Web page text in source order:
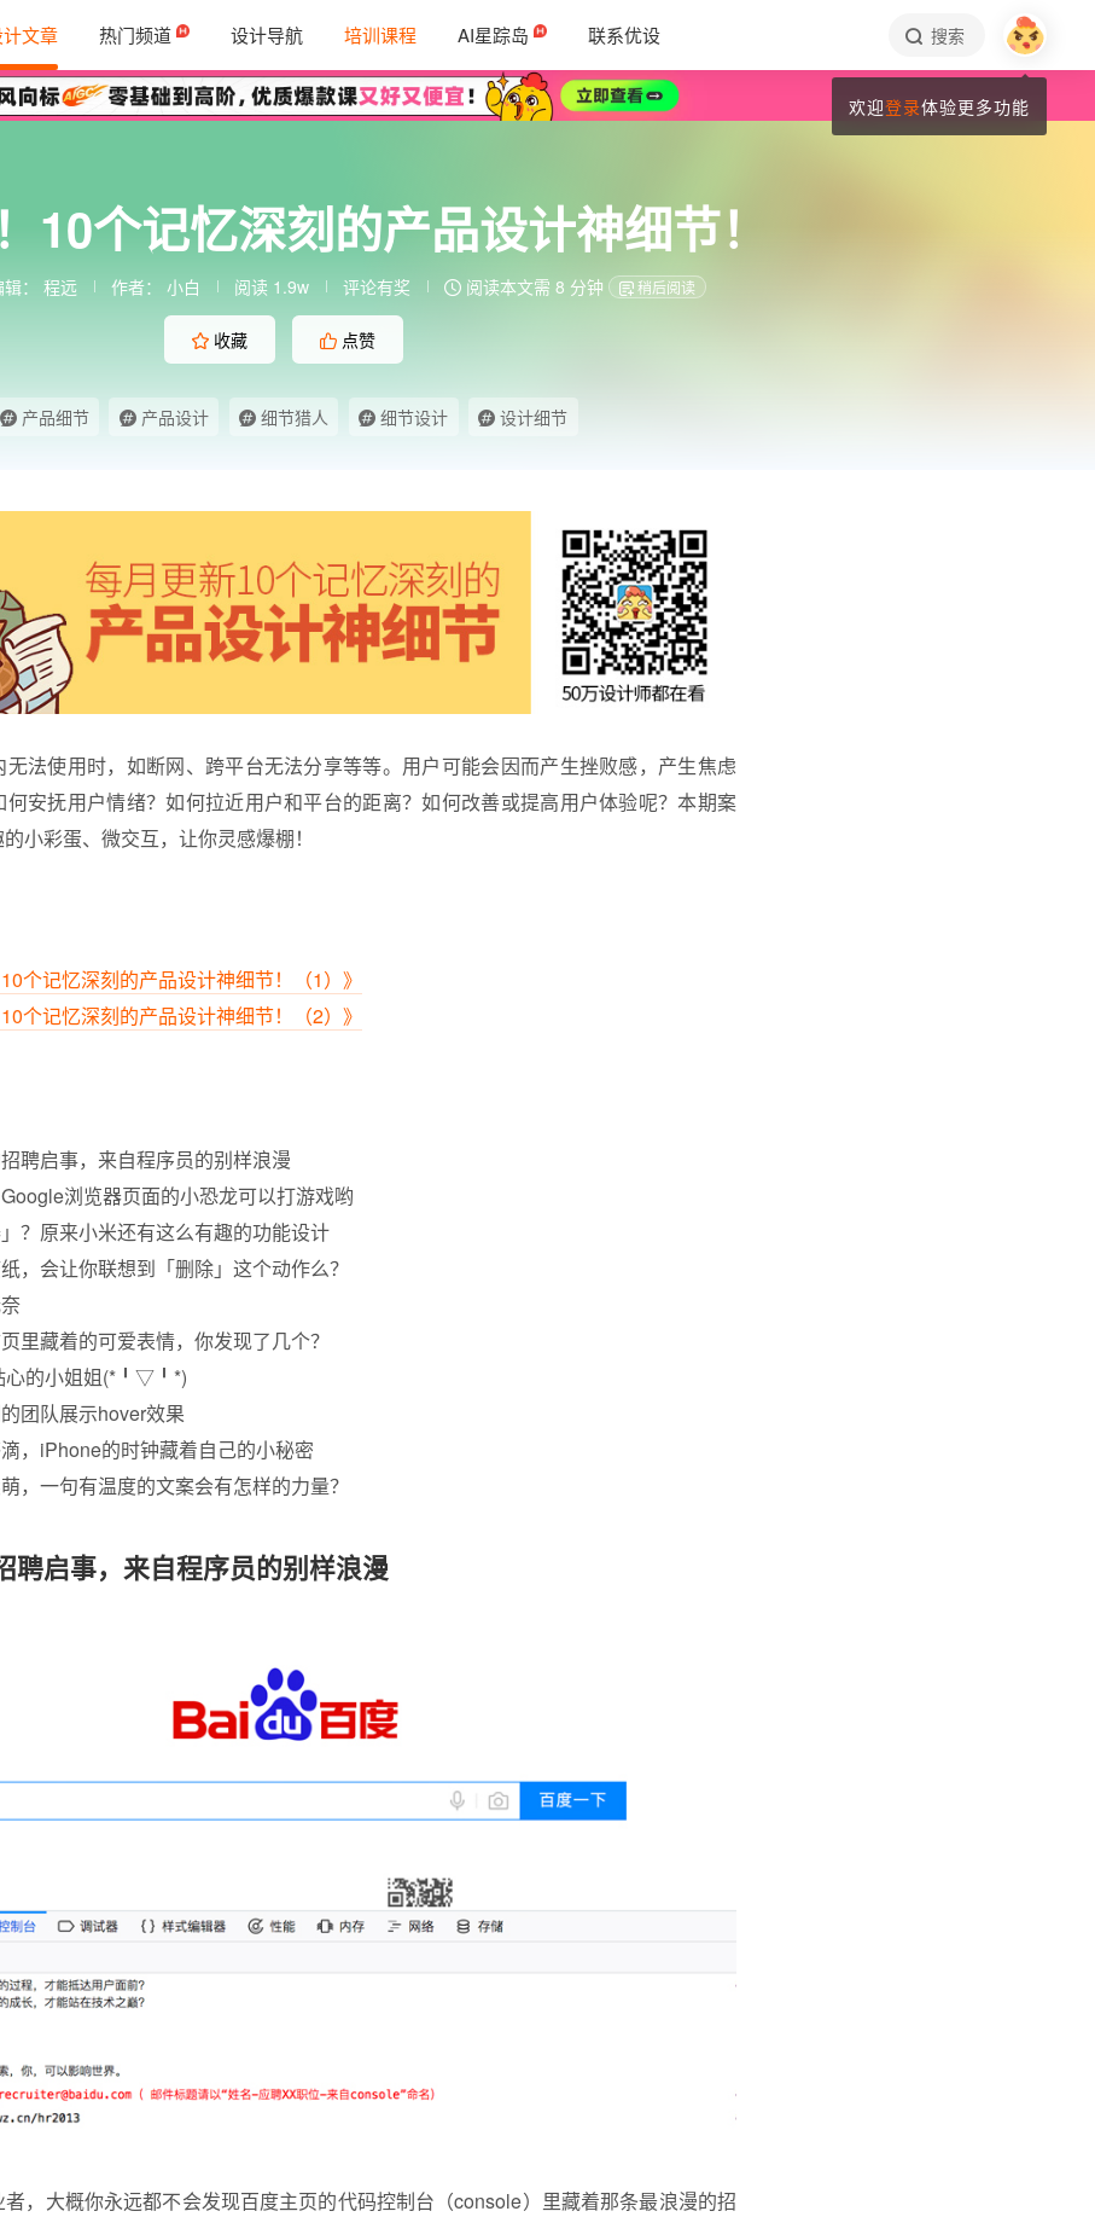
文章 热门频道 设计导航 培训课程 AI星踪岛 联系优设 搜索
10个记忆深刻的产品设计神细节！
： 程远 作者： 小白 阅读 1.9w 评论有奖 阅读本文需 8 分钟 稍后阅读
收藏 点赞
产品细节 产品设计 细节猎人 细节设计 设计细节
无法使用时，如断网、跨平台无法分享等等。用户可能会因而产生挫败感，产生焦虑
何安抚用户情绪？如何拉近用户和平台的距离？如何改善或提高用户体验呢？本期案
小彩蛋、微交互，让你灵感爆棚！
个记忆深刻的产品设计神细节！（1）》
个记忆深刻的产品设计神细节！（2）》
聘启事，来自程序员的别样浪漫
浏览器页面的小恐龙可以打游戏哟
」？原来小米还有这么有趣的功能设计
，会让你联想到「删除」这个动作么？
里藏着的可爱表情，你发现了几个？
心的小姐姐(*╹▽╹*)
团队展示hover效果
，iPhone的时钟藏着自己的小秘密
，一句有温度的文案会有怎样的力量？
聘启事，来自程序员的别样浪漫
，大概你永远都不会发现百度主页的代码控制台（console）里藏着那条最浪漫的招
欢迎登录体验更多功能